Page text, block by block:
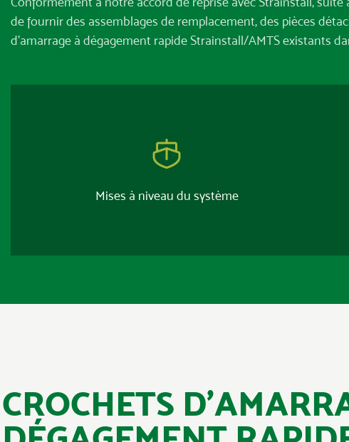
de fournir des assemblages de remplacement, des pièces
d’amarrage à dégagement rapide Strainstall/AMTS existants
Mises à niveau du système
CROCHETS